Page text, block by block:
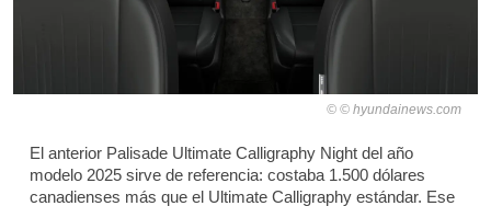
© hyundainews.com
El anterior Palisade Ultimate Calligraphy Night del año
modelo 2025 sirve de referencia: costaba 1.500 dólares
canadienses más que el Ultimate Calligraphy estándar. Ese